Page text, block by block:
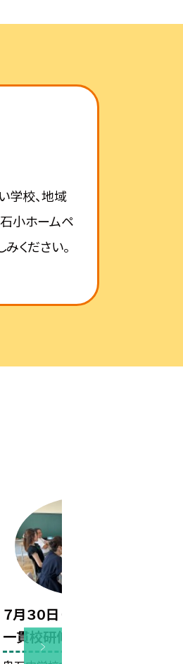
学校、地域
小ホームペ
ください。
７月３０日（木）第２回鬼石
一貫校研修